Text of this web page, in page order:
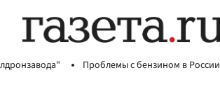
Проблемы с бензином в России